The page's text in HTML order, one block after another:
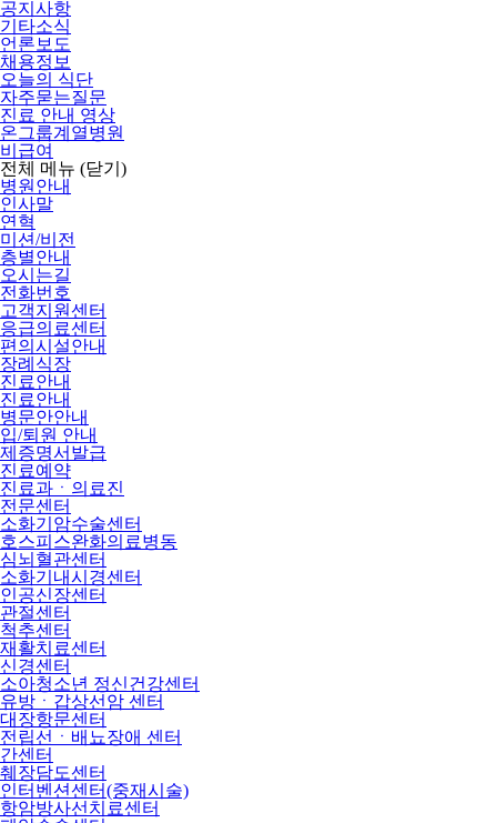
공지사항
기타소식
언론보도
채용정보
오늘의 식단
자주묻는질문
진료 안내 영상
온그룹계열병원
비급여
전체 메뉴 (닫기)
병원안내
인사말
연혁
미션/비전
층별안내
오시는길
전화번호
고객지원센터
응급의료센터
편의시설안내
장례식장
진료안내
진료안내
병문안안내
입/퇴원 안내
제증명서발급
진료예약
진료과ㆍ의료진
전문센터
소화기암수술센터
호스피스완화의료병동
심뇌혈관센터
소화기내시경센터
인공신장센터
관절센터
척추센터
재활치료센터
신경센터
소아청소년 정신건강센터
유방ㆍ갑상선암 센터
대장항문센터
전립선ㆍ배뇨장애 센터
간센터
췌장담도센터
인터벤션센터(중재시술)
항암방사선치료센터